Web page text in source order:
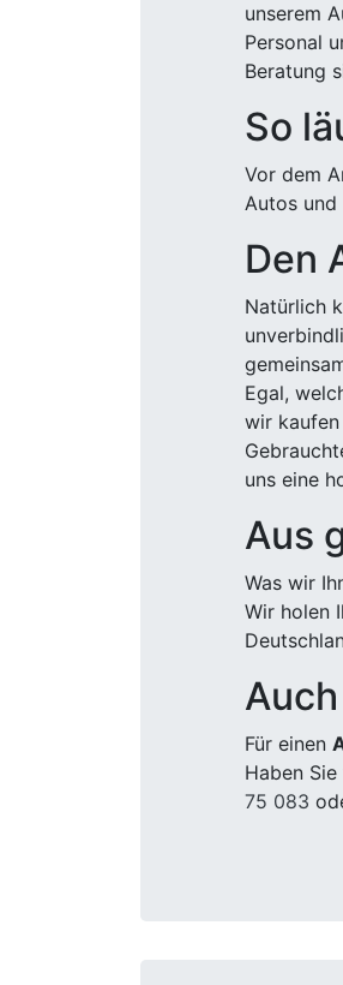
unserem
Personal
Beratung
So
Vor dem
Autos und
Den
Natürlich
Egal,
wir kaufen
uns eine
Aus
Was wir
Wir holen
Für einen
Haben
75 083